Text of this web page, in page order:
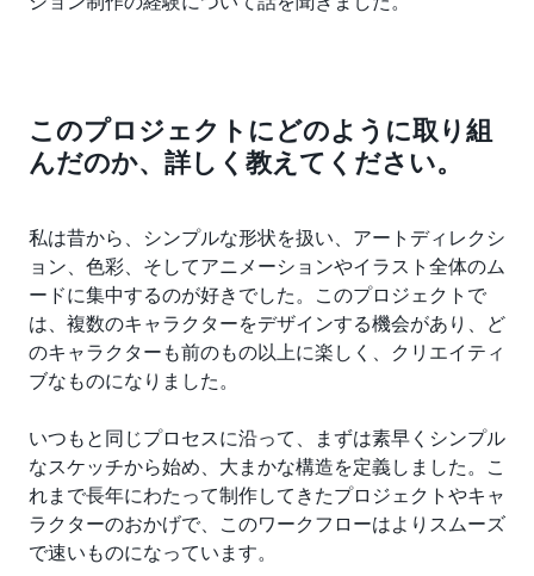
このプロジェクトにどのように取り組
んだのか、詳しく教えてください。
私は昔から、シンプルな形状を扱い、アートディレクシ
ョン、色彩、そしてアニメーションやイラスト全体のム
ードに集中するのが好きでした。このプロジェクトで
は、複数のキャラクターをデザインする機会があり、ど
のキャラクターも前のもの以上に楽しく、クリエイティ
ブなものになりました。
いつもと同じプロセスに沿って、まずは素早くシンプル
なスケッチから始め、大まかな構造を定義しました。こ
れまで長年にわたって制作してきたプロジェクトやキャ
ラクターのおかげで、このワークフローはよりスムーズ
で速いものになっています。